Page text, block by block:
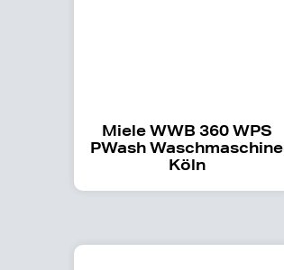
Miele WWB 360 WPS
PWash Waschmaschine
Köln